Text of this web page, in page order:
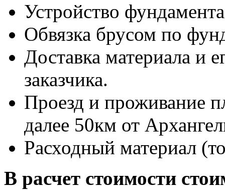
Устройство
Обвязка брусом по
Доставка материала и
заказчика.
Проезд и проживание
далее 50км от
Расходный материал
В расчет стоимости